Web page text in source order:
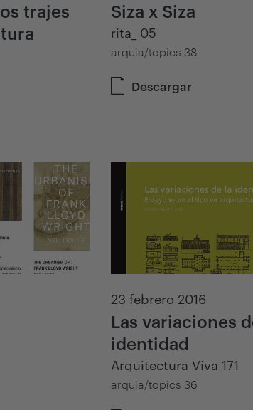
trajes
Siza x Siza
rita_ 05
arquia/topics 38
Descargar
23 febrero 2016
Las variaciones
identidad
Arquitectura Viva 171
arquia/topics 36